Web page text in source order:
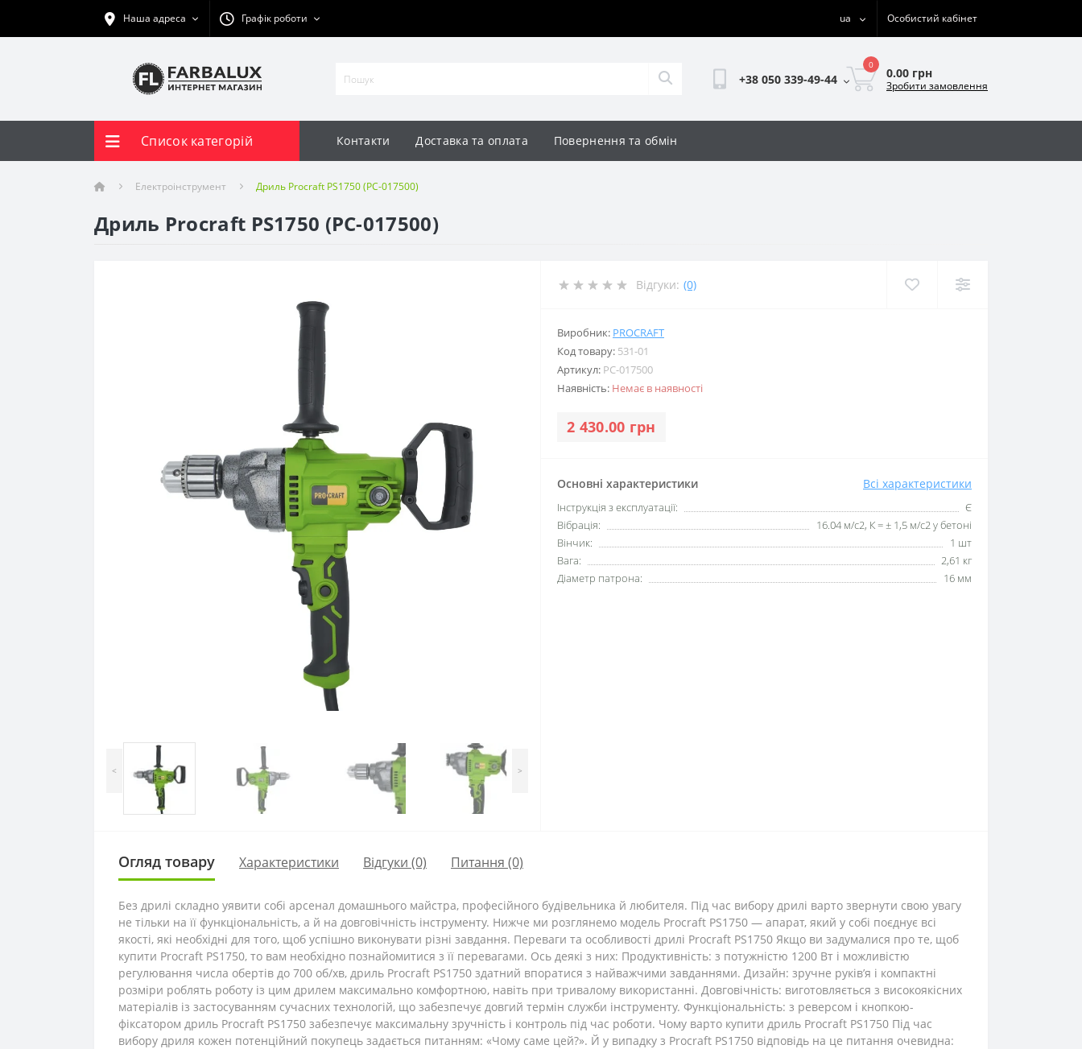
Наша адреса Графік роботи ua Особистий кабінет
+38 050 339-49-44
0
0.00 грн
Зробити замовлення
Список категорій Контакти Доставка та оплата Повернення та обмін
Електроінструмент Дриль Procraft PS1750 (PC-017500)
Дриль Procraft PS1750 (PC-017500)
< >
Відгуки: (0)
Виробник: PROCRAFT
Код товару: 531-01
Артикул: PC-017500
Наявність: Немає в наявності
2 430.00 грн
Основні характеристики Всі характеристики
Інструкція з експлуатації:
Є
Вібрація:
16.04 м/с2, К = ± 1,5 м/с2 у бетоні
Вінчик:
1 шт
Вага:
2,61 кг
Діаметр патрона:
16 мм
Огляд товару Характеристики Відгуки (0) Питання (0)
Без дрилі складно уявити собі арсенал домашнього майстра, професійного будівельника й любителя. Під час вибору дрилі варто звернути свою увагу
не тільки на її функціональність, а й на довговічність інструменту. Нижче ми розглянемо модель Procraft PS1750 — апарат, який у собі поєднує всі
якості, які необхідні для того, щоб успішно виконувати різні завдання. Переваги та особливості дрилі Procraft PS1750 Якщо ви задумалися про те, щоб
купити Procraft PS1750, то вам необхідно познайомитися з її перевагами. Ось деякі з них: Продуктивність: з потужністю 1200 Вт і можливістю
регулювання числа обертів до 700 об/хв, дриль Procraft PS1750 здатний впоратися з найважчими завданнями. Дизайн: зручне руків’я і компактні
розміри роблять роботу із цим дрилем максимально комфортною, навіть при тривалому використанні. Довговічність: виготовляється з високоякісних
матеріалів із застосуванням сучасних технологій, що забезпечує довгий термін служби інструменту. Функціональність: з реверсом і кнопкою-
фіксатором дриль Procraft PS1750 забезпечує максимальну зручність і контроль під час роботи. Чому варто купити дриль Procraft PS1750 Під час
вибору дриля кожен потенційний покупець задається питанням: «Чому саме цей?». Й у випадку з Procraft PS1750 відповідь на це питання очевидна: